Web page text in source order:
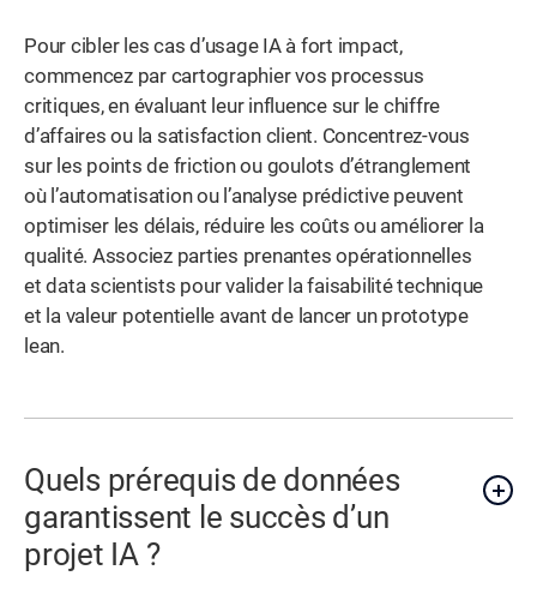
Pour cibler les cas d’usage IA à fort impact,
commencez par cartographier vos processus
critiques, en évaluant leur influence sur le chiffre
d’affaires ou la satisfaction client. Concentrez-vous
sur les points de friction ou goulots d’étranglement
où l’automatisation ou l’analyse prédictive peuvent
optimiser les délais, réduire les coûts ou améliorer la
qualité. Associez parties prenantes opérationnelles
et data scientists pour valider la faisabilité technique
et la valeur potentielle avant de lancer un prototype
lean.
Quels prérequis de données
garantissent le succès d’un
projet IA ?